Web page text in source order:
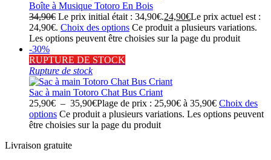
Boîte à Musique Totoro En Bois
34,90€ Le prix initial était : 34,90€.24,90€Le prix actuel est :
24,90€. Choix des options Ce produit a plusieurs variations.
Les options peuvent être choisies sur la page du produit
-30%
RUPTURE DE STOCK
Rupture de stock
Sac à main Totoro Chat Bus Criant
25,90€ – 35,90€Plage de prix : 25,90€ à 35,90€ Choix des
options Ce produit a plusieurs variations. Les options peuvent
être choisies sur la page du produit
Livraison gratuite